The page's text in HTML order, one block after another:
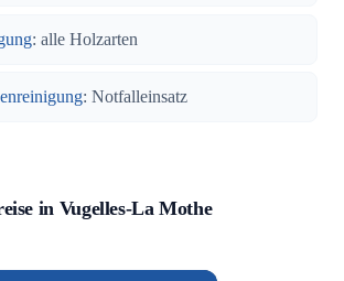
: alle Holzarten
: Notfalleinsatz
in Vugelles-La Mothe